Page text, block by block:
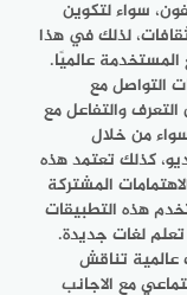
سواء لتكوين
لذلك في هذا
عالميًا.
التواصل مع
والتفاعل مع
من خلال
كذلك تعتمد هذه
المشتركة
هذه التطبيقات
لغات جديدة.
عالمية تناقش
الاجتماعي مع الاجانب